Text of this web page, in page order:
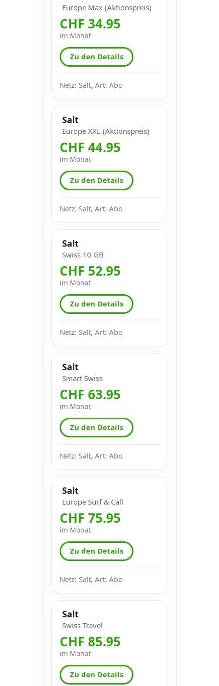
Europe Max (Aktionspreis)
CHF 34.95
im Monat
Zu den Details
Netz: Salt, Art: Abo
Salt
Europe XXL (Aktionspreis)
CHF 44.95
im Monat
Zu den Details
Netz: Salt, Art: Abo
Salt
Swiss 10 GB
CHF 52.95
im Monat
Zu den Details
Netz: Salt, Art: Abo
Salt
Smart Swiss
CHF 63.95
im Monat
Zu den Details
Netz: Salt, Art: Abo
Salt
Europe Surf & Call
CHF 75.95
im Monat
Zu den Details
Netz: Salt, Art: Abo
Salt
Swiss Travel
CHF 85.95
im Monat
Zu den Details